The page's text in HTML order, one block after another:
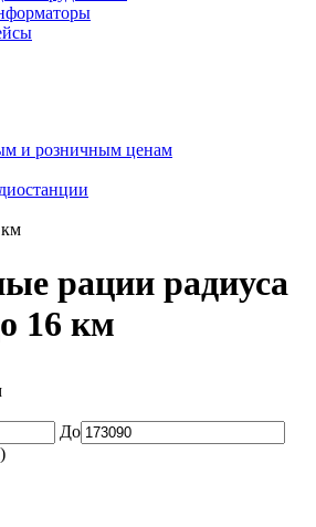
и розничным ценам
км
рации радиуса
16 км
До